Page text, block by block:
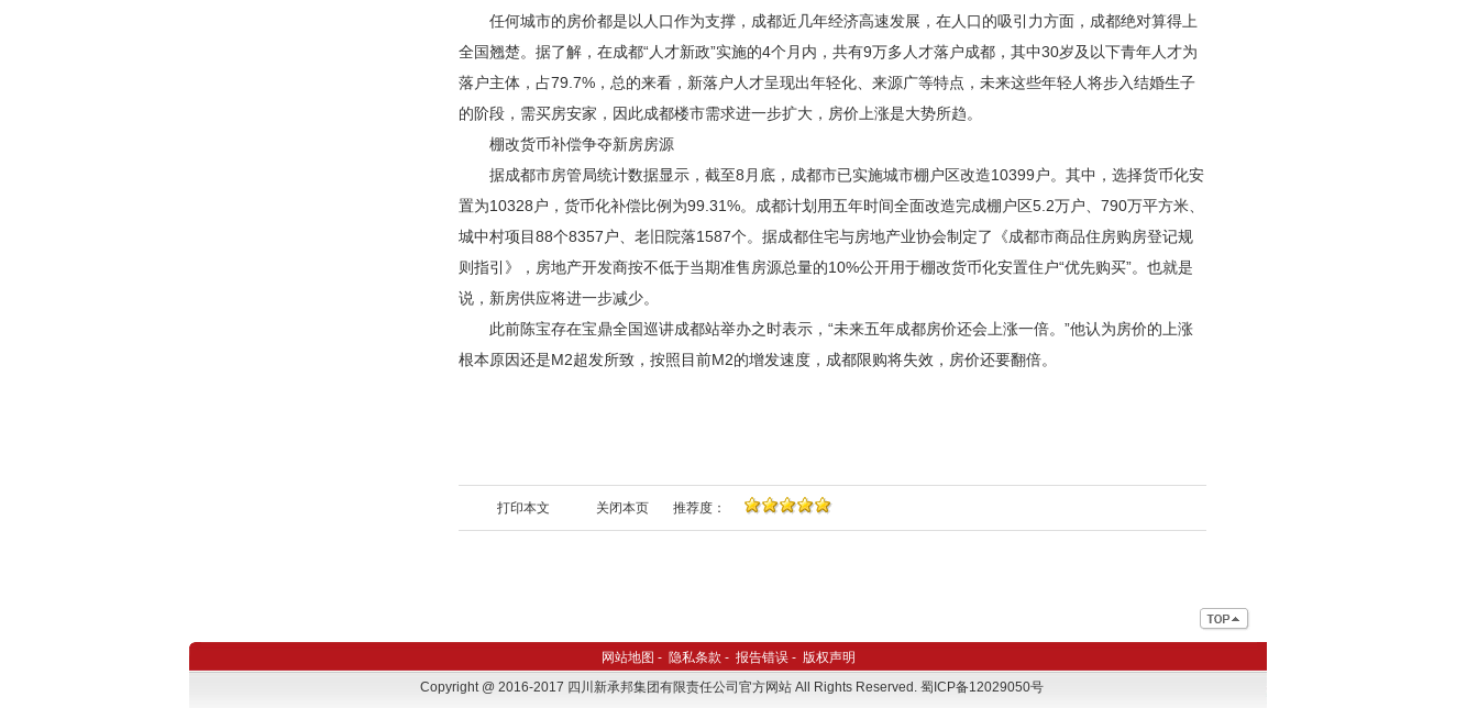
任何城市的房价都是以人口作为支撑，成都近几年经济高速发展，在人口的吸引力方面，成都绝对算得上
全国翘楚。据了解，在成都“人才新政”实施的4个月内，共有9万多人才落户成都，其中30岁及以下青年人才为
落户主体，占79.7%，总的来看，新落户人才呈现出年轻化、来源广等特点，未来这些年轻人将步入结婚生子
的阶段，需买房安家，因此成都楼市需求进一步扩大，房价上涨是大势所趋。
棚改货币补偿争夺新房房源
据成都市房管局统计数据显示，截至8月底，成都市已实施城市棚户区改造10399户。其中，选择货币化安
置为10328户，货币化补偿比例为99.31%。成都计划用五年时间全面改造完成棚户区5.2万户、790万平方米、
城中村项目88个8357户、老旧院落1587个。据成都住宅与房地产业协会制定了《成都市商品住房购房登记规
则指引》，房地产开发商按不低于当期准售房源总量的10%公开用于棚改货币化安置住户“优先购买”。也就是
说，新房供应将进一步减少。
此前陈宝存在宝鼎全国巡讲成都站举办之时表示，“未来五年成都房价还会上涨一倍。”他认为房价的上涨
根本原因还是M2超发所致，按照目前M2的增发速度，成都限购将失效，房价还要翻倍。
打印本文 关闭本页 推荐度：
网站地图 - 隐私条款 - 报告错误- 版权声明
Copyright @ 2016-2017 四川新承邦集团有限责任公司官方网站 All Rights Reserved. 蜀ICP备12029050号